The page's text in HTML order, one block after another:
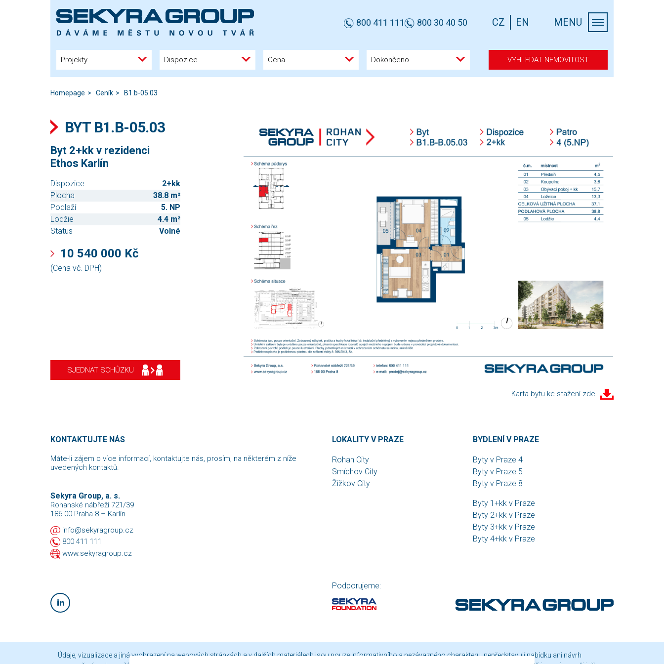
800 411 111 800 30 40 50 CZ EN MENU
Projekty Dispozice Cena Dokončeno VYHLEDAT NEMOVITOST
Homepage Ceník B1.b-05.03
BYT B1.B-05.03
Byt 2+kk v rezidenci
Ethos Karlín
Dispozice
2+kk
Plocha
38.8 m²
Podlaží
5. NP
Lodžie
4.4 m²
Status
Volné
10 540 000 Kč
(Cena vč. DPH)
SJEDNAT SCHŮZKU
Karta bytu ke stažení zde
KONTAKTUJTE NÁS
Máte-li zájem o více informací, kontaktujte nás, prosím, na některém z níže
uvedených kontaktů.
Sekyra Group, a. s.
Rohanské nábřeží 721/39
186 00 Praha 8 – Karlín
info@sekyragroup.cz
800 411 111
www.sekyragroup.cz
LOKALITY V PRAZE
Rohan City
Smíchov City
Žižkov City
BYDLENÍ V PRAZE
Byty v Praze 4
Byty v Praze 5
Byty v Praze 8
Byty 1+kk v Praze
Byty 2+kk v Praze
Byty 3+kk v Praze
Byty 4+kk v Praze
Podporujeme:
Údaje, vizualizace a jiná vyobrazení na webových stránkách a v dalších materiálech jsou pouze informativního a nezávazného charakteru, nepředstavují nabídku ani návrh